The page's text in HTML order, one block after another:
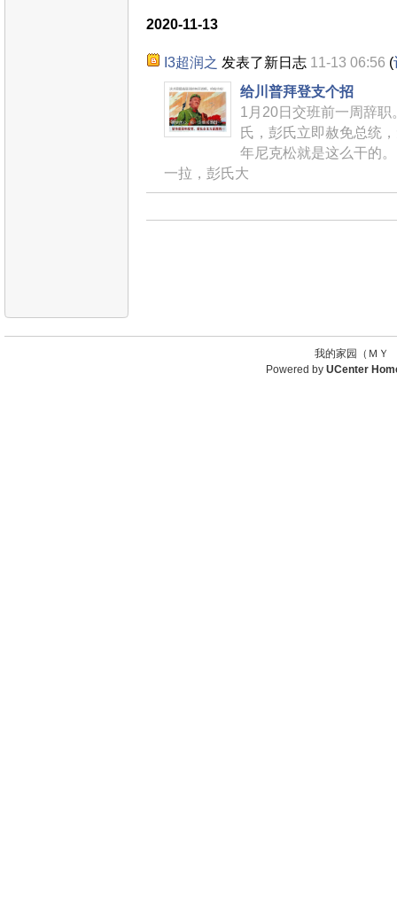
2020-11-13
I3超润之 发表了新日志 11-13 06:56 (
给川普拜登支个招
1月20日交班前一周辞
氏，彭氏立即赦免总统
年尼克松就是这么干的
一拉，彭氏大
我的家园（Ｍ
Powered by UCenter